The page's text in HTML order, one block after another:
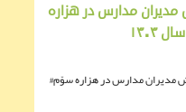
مدارس در هزاره
مدارس در هزاره سوّم#